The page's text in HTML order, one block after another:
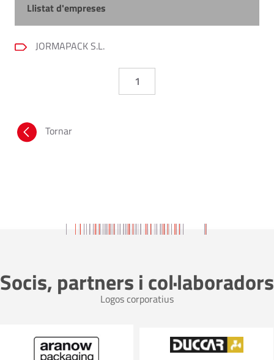
Llistat d'empreses
JORMAPACK S.L.
1
Tornar
Socis, partners i col·laboradors
Logos corporatius